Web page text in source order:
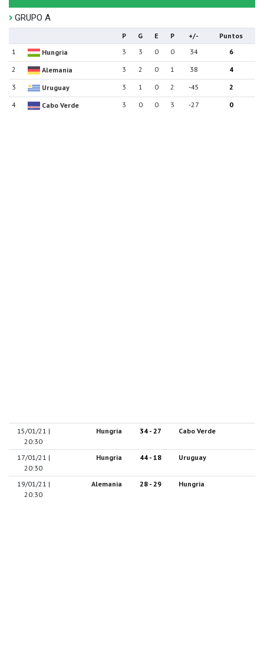
GRUPO A
P G E P +/-
Puntos
1
Hungria 3 3 0 0 34
6
2
Alemania 3 2 0 1 38
4
3
Uruguay 3 1 0 2 -45
2
4
Cabo Verde 3 0 0 3 -27 0
15/01/21 |
20:30
Hungria 34 - 27 Cabo Verde
17/01/21 |
20:30
Hungria 44 - 18 Uruguay
19/01/21 |
20:30
Alemania 28 - 29 Hungria